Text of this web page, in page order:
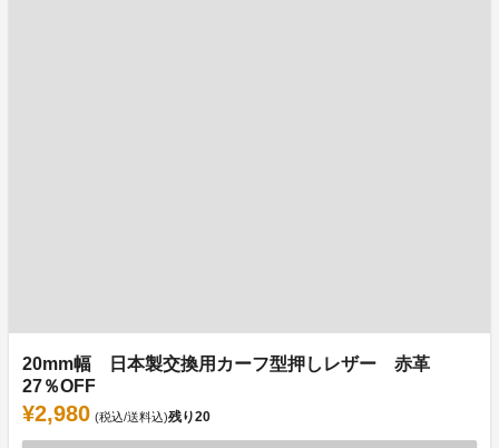
20mm幅 日本製交換用カーフ型押しレザー 赤革
27％OFF
¥2,980 (税込/送料込)残り20